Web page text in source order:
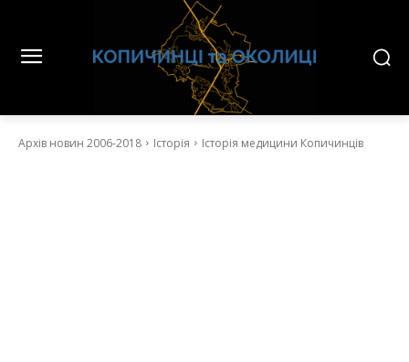
Архів новин 2006-2018 Історія Історія медицини Копичинців